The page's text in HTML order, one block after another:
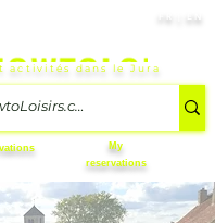
FR | EN
activités dans le Jura
My
reservations